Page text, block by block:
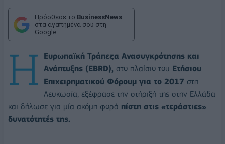
Πρόσθεσε το BusinessNews
στα αγαπημένα σου στη
Google
H
Ευρωπαϊκή Τράπεζα Ανασυγκρότησης και
Ανάπτυξης (EBRD), στο πλαίσιο του Ετήσιου
Επιχειρηματικού Φόρουμ για το 2017 στη
Λευκωσία, εξέφρασε την στήριξή της στην Ελλάδα
και δήλωσε για μία ακόμη φορά πίστη στις «τεράστιες»
δυνατότητές της.